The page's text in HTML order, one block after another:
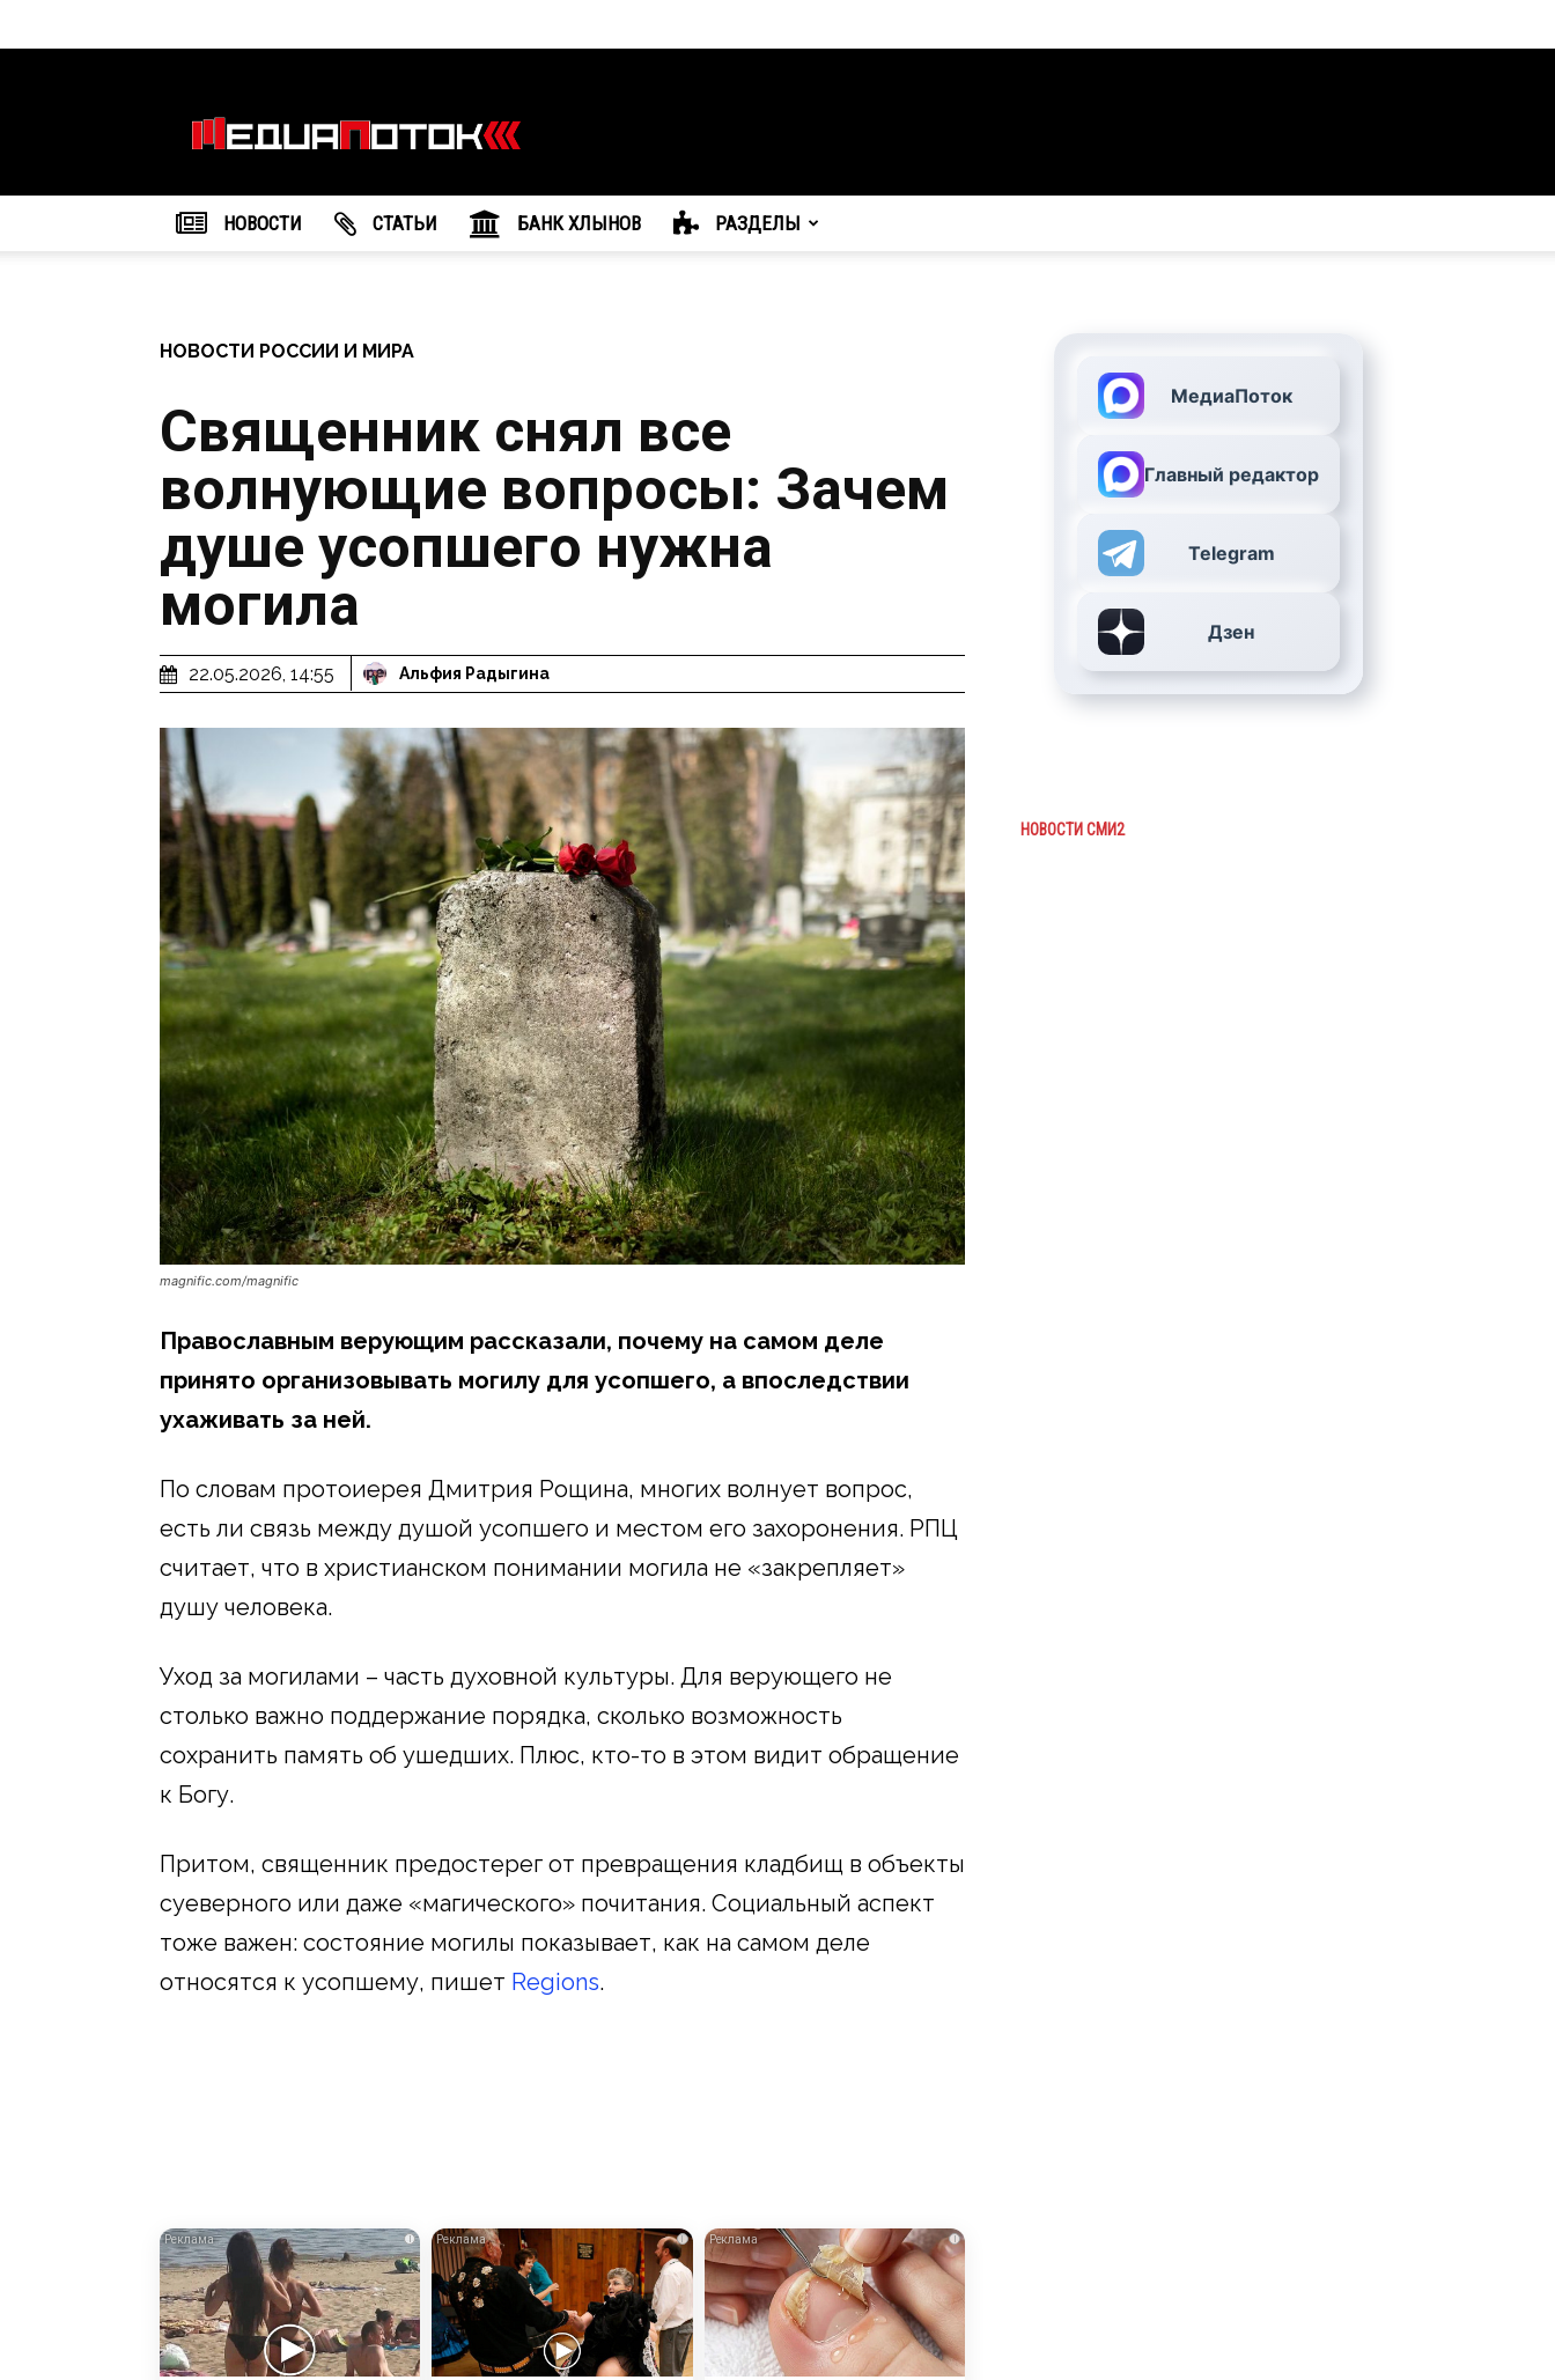
агентство
"МедиаПоток"
НОВОСТИ CТАТЬИ БАНК ХЛЫНОВ РАЗДЕЛЫ
НОВОСТИ РОССИИ И МИРА
Священник снял все
волнующие вопросы: Зачем
душе усопшего нужна
могила
22.05.2026, 14:55 Альфия Радыгина
magnific.com/magnific
Православным верующим рассказали, почему на самом деле
принято организовывать могилу для усопшего, а впоследствии
ухаживать за ней.
По словам протоиерея Дмитрия Рощина, многих волнует вопрос,
есть ли связь между душой усопшего и местом его захоронения. РПЦ
считает, что в христианском понимании могила не «закрепляет»
душу человека.
Уход за могилами – часть духовной культуры. Для верующего не
столько важно поддержание порядка, сколько возможность
сохранить память об ушедших. Плюс, кто-то в этом видит обращение
к Богу.
Притом, священник предостерег от превращения кладбищ в объекты
суеверного или даже «магического» почитания. Социальный аспект
тоже важен: состояние могилы показывает, как на самом деле
относятся к усопшему, пишет Regions.
i i i
МедиаПоток
Главный редактор
Telegram
Дзен
НОВОСТИ СМИ2